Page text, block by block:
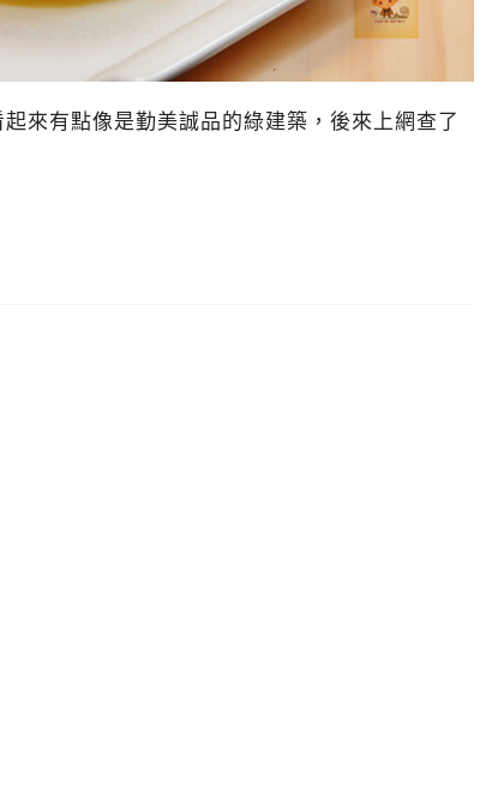
來有點像是勤美誠品的綠建築，後來上網查了